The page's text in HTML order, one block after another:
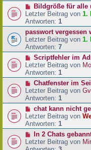
Bildgröße für alle
Letzter Beitrag von 1.
Antworten: 1
passwort vergessen
Letzter Beitrag von 1.
Antworten: 7
Scriptfehler im
Letzter Beitrag von
Antworten: 1
Chatfenster im
Letzter Beitrag von
Antworten: 1
chat kann nicht
Letzter Beitrag von
Antworten: 1
In 2 Chats
Letzter Beitrag von